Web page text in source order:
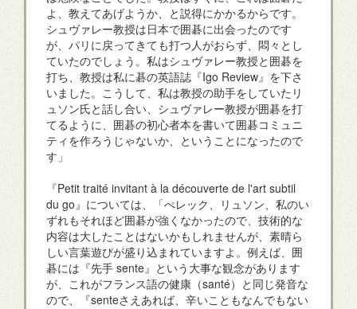
よ、教えてあげようか、と説得にかかるからです。
シュヴァレー教授は日本で囲碁に出会ったのです
が、パリに戻ってきても打つ人がおらず、悶々とし
ていたのでしょう。私はシュヴァレー教授と囲碁を
打ち、教授は私に碁の英語誌『Igo Review』を下さ
いました。こうして、私は教授の助手をしていたリ
ュソン氏と話し合い、シュヴァレー教授が囲碁を打
てるように、囲碁の初心者本を書いて囲碁コミュニ
ティを作ろうじゃないか、ということになったので
す」
『Petit traité invitant à la découverte de l'art subtil
du go』については、「ぺレック、リュソン、私のい
ずれもそれほど囲碁が強くなかったので、技術的な
内容は大したことはないかもしれませんが、素晴ら
しい言葉遊びが盛り込まれていますよ。例えば、囲
碁には『先手 sente』という大事な観念があります
が、これがフランス語の健康（santé）と同じ発音な
ので、『senteさえあれば、辛いこともなんでもない